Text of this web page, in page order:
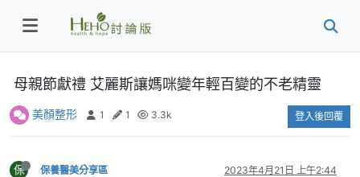
母親節獻禮 艾麗斯讓媽咪變年輕百變的不老精靈
美顏整形 1 1 3.3k 登入後回覆
保 保養醫美分享區 2023年4月21日 上午2:44